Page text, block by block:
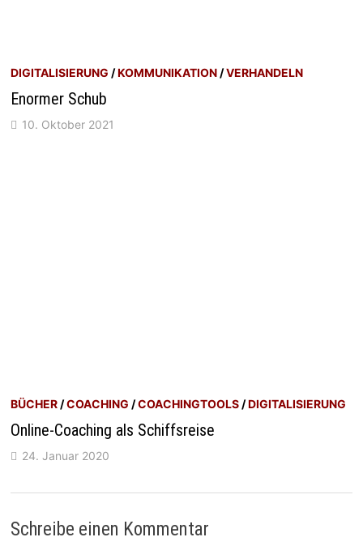
DIGITALISIERUNG /KOMMUNIKATION /VERHANDELN
Enormer Schub
10. Oktober 2021
BÜCHER /COACHING /COACHINGTOOLS /DIGITALISIERUNG
Online-Coaching als Schiffsreise
24. Januar 2020
Schreibe einen Kommentar